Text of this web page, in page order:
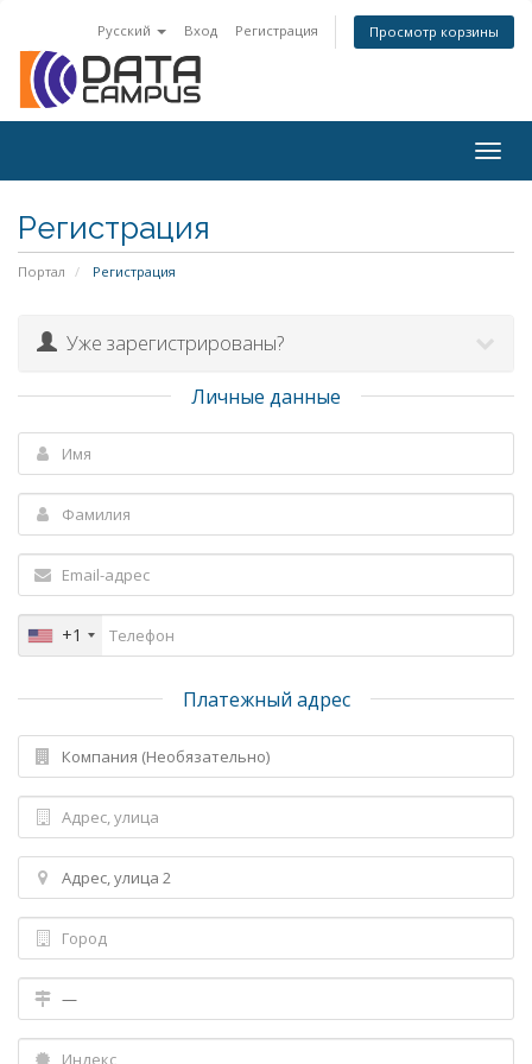
Русский Вход Регистрация Просмотр корзины
Регистрация
Портал Регистрация
Уже зарегистрированы?
Личные данные
+1
Платежный адрес